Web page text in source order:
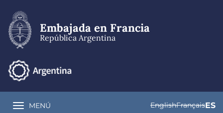
contenido
principal
Embajada en Francia
República Argentina
Toggle navigation
MENÚ EnglishFrançaisES